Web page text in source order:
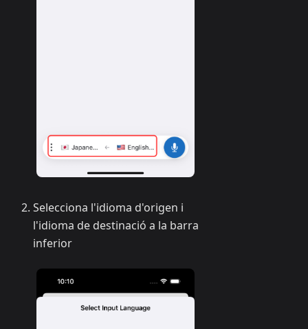
Selecciona l'idioma d'origen i
l'idioma de destinació a la barra
inferior